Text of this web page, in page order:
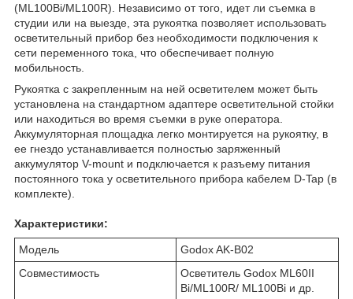
(ML100Bi/ML100R). Независимо от того, идет ли съемка в
студии или на выезде, эта рукоятка позволяет использовать
осветительный прибор без необходимости подключения к
сети переменного тока, что обеспечивает полную
мобильность.
Рукоятка с закрепленным на ней осветителем может быть
установлена на стандартном адаптере осветительной стойки
или находиться во время съемки в руке оператора.
Аккумуляторная площадка легко монтируется на рукоятку, в
ее гнездо устанавливается полностью заряженный
аккумулятор V-mount и подключается к разъему питания
постоянного тока у осветительного прибора кабелем D-Tap (в
комплекте).
Характеристики:
Модель
Godox AK-B02
Совместимость
Осветитель Godox ML60II
Bi/ML100R/ ML100Bi и др.